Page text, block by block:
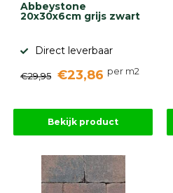
ervaringen
Abbeystone
20x30x6cm grijs zwart
Direct leverbaar
€29,95 €23,86 per m2
Bekijk product